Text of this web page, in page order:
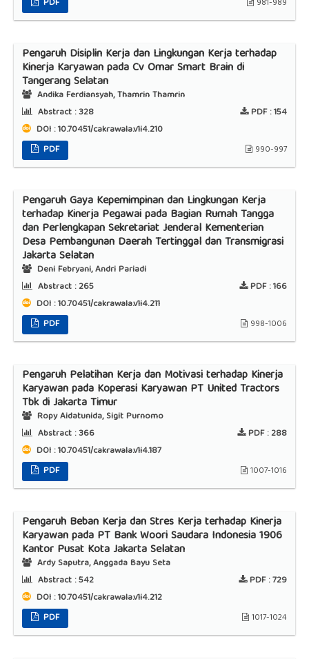
981-989
Pengaruh Disiplin Kerja dan Lingkungan Kerja terhadap
Kinerja Karyawan pada Cv Omar Smart Brain di
Tangerang Selatan
Andika Ferdiansyah, Thamrin Thamrin
Abstract :328 PDF :154
DOI : 10.70451/cakrawala.v1i4.210
PDF
990-997
Pengaruh Gaya Kepemimpinan dan Lingkungan Kerja
terhadap Kinerja Pegawai pada Bagian Rumah Tangga
dan Perlengkapan Sekretariat Jenderal Kementerian
Desa Pembangunan Daerah Tertinggal dan Transmigrasi
Jakarta Selatan
Deni Febryani, Andri Pariadi
Abstract :265 PDF :166
DOI : 10.70451/cakrawala.v1i4.211
PDF
998-1006
Pengaruh Pelatihan Kerja dan Motivasi terhadap Kinerja
Karyawan pada Koperasi Karyawan PT United Tractors
Tbk di Jakarta Timur
Ropy Aidatunida, Sigit Purnomo
Abstract :366 PDF :288
DOI : 10.70451/cakrawala.v1i4.187
PDF
1007-1016
Pengaruh Beban Kerja dan Stres Kerja terhadap Kinerja
Karyawan pada PT Bank Woori Saudara Indonesia 1906
Kantor Pusat Kota Jakarta Selatan
Ardy Saputra, Anggada Bayu Seta
Abstract :542 PDF :729
DOI : 10.70451/cakrawala.v1i4.212
PDF
1017-1024